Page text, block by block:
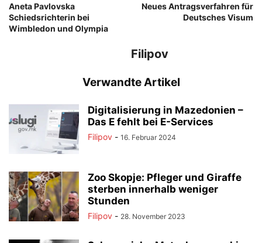
Aneta Pavlovska
Schiedsrichterin bei
Wimbledon und Olympia
Neues Antragsverfahren für
Deutsches Visum
Filipov
Verwandte Artikel
Digitalisierung in Mazedonien –
Das E fehlt bei E-Services
Filipov - 16. Februar 2024
Zoo Skopje: Pfleger und Giraffe
sterben innerhalb weniger
Stunden
Filipov - 28. November 2023